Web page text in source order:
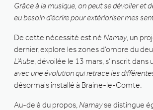
Grâce à la musique, on peut se dévoiler et
eu besoin d’écrire pour extérioriser mes
De cette nécessité est né Namay, un
dernier, explore les zones d’ombre du
L’Aube, dévoilée le 13 mars, s’inscrit
avec une évolution qui retrace les
désormais installé à Braine-le-Comte.
Au-delà du propos, Namayse distingue